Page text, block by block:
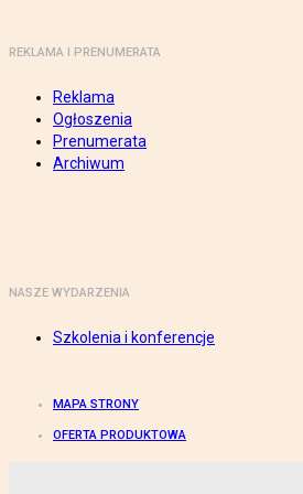
REKLAMA I PRENUMERATA
Reklama
Ogłoszenia
Prenumerata
Archiwum
NASZE WYDARZENIA
Szkolenia i konferencje
MAPA STRONY
OFERTA PRODUKTOWA